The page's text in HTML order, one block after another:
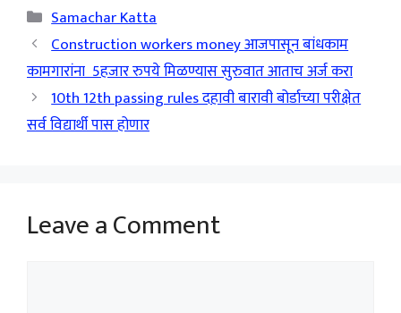
Categories
Samachar Katta
Construction workers money आजपासून बांधकाम
कामगारांना 5हजार रुपये मिळण्यास सुरुवात आताच अर्ज करा
10th 12th passing rules दहावी बारावी बोर्डाच्या परीक्षेत
सर्व विद्यार्थी पास होणार
Leave a Comment